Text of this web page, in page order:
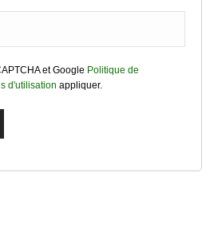
et Google Politique de
d'utilisation appliquer.